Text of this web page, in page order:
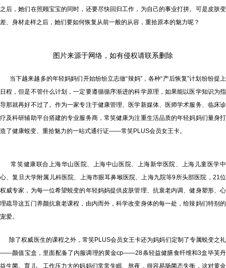
之后，她们在照顾宝宝的同时，还要尽快回归工作，为自己的事业打拼。可是皮肤变
差、身材走样之后，她们要如何恢复从前一般的从容，重拾原本的魅力呢？
图片来源于网络，如有侵权请联系删除
当下越来越多的年轻妈妈们开始纷纷立志做“辣妈”，各种“产后恢复”计划纷纷提上
日程，但是不管什么计划，一定要遵循循序渐进的科学原理，如果能以医学知识为指
导那就再好不过了。作为一家专注于健康管理、医学新媒体、医师学术服务、临床诊
疗及科研辅助平台搭建的专业服务商，常笑健康为注重生活品质的年轻妈妈们量身打
造了健康蜕变、重拾魅力的一站式通行证——常笑PLUS会员女王卡。
常笑健康联合上海华山医院、上海中山医院、上海新华医院、上海儿童医学中
心、复旦大学附属儿科医院、上海市眼耳鼻喉医院、上海九院等9所头部医院，21位
权威专家，为每一位希望蜕变的年轻妈妈提供皮肤管理、抗衰老内调、健身塑形、心
理疏导这五门养颜抗衰老课程，由内而外，科学改变身体的每一处，给辣妈们特别的
宠爱。
除了权威医生的课程之外，常笑PLUS会员女王卡还为妈妈们定制了专属蜕变之礼
——颜值宝盒，里面配备了内服调理的黄金cp——28条轻益健膳食纤维和3盒毕芙丹
益生菌。育儿、工作压力大的妈妈们常常失眠、熬夜，很容易肠菌态失衡，这对黄金